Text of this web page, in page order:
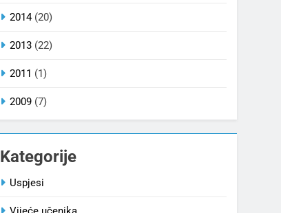
2014(20)
2013 (22)
2011 (1)
2009 (7)
Kategorije
Uspjesi